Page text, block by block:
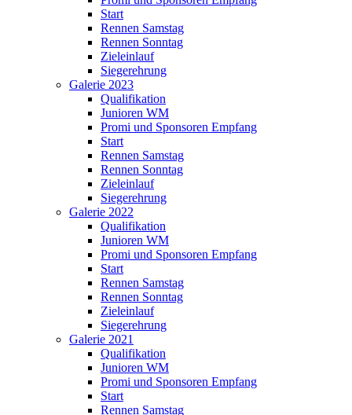
Start
Rennen Samstag
Rennen Sonntag
Zieleinlauf
Siegerehrung
Galerie 2023
Qualifikation
Junioren WM
Promi und Sponsoren Empfang
Start
Rennen Samstag
Rennen Sonntag
Zieleinlauf
Siegerehrung
Galerie 2022
Qualifikation
Junioren WM
Promi und Sponsoren Empfang
Start
Rennen Samstag
Rennen Sonntag
Zieleinlauf
Siegerehrung
Galerie 2021
Qualifikation
Junioren WM
Promi und Sponsoren Empfang
Start
Rennen Samstag